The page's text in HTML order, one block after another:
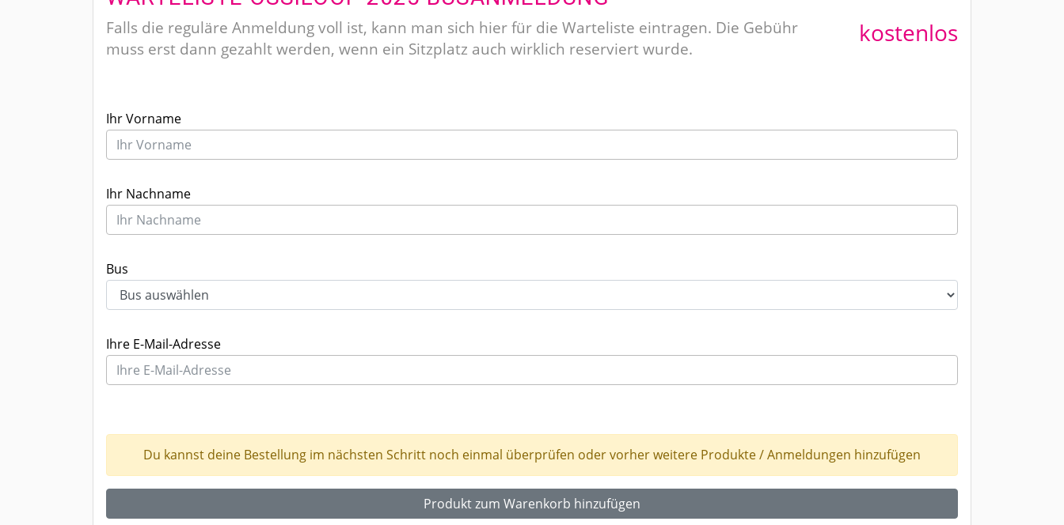
Falls die reguläre Anmeldung voll ist, kann man sich hier für die Warteliste eintragen. Die Gebühr
muss erst dann gezahlt werden, wenn ein Sitzplatz auch wirklich reserviert wurde.
kostenlos
Ihr Vorname
Ihr Nachname
Bus
Ihre E-Mail-Adresse
Du kannst deine Bestellung im nächsten Schritt noch einmal überprüfen oder vorher weitere Produkte / Anmeldungen hinzufügen
Produkt zum Warenkorb hinzufügen